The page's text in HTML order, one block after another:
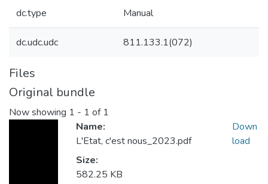
dc.type Manual
dc.udc.udc 811.133.1(072)
Files
Original bundle
Now showing 1 - 1 of 1
Name:
L'Etat, c'est nous_2023.pdf
Size:
582.25 KB
Down
load